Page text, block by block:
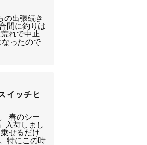
の出張続き
間に釣りは
れで中止
なったので
イッチヒ
春のシー
入荷しまし
せるだけ
特にこの時